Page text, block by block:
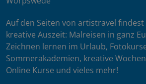
Auf den Seiten von artistravel
kreative Auszeit: Malreisen in ganz
Zeichnen lernen im Urlaub,
Sommerakademien, kreative
Online Kurse und vieles mehr!